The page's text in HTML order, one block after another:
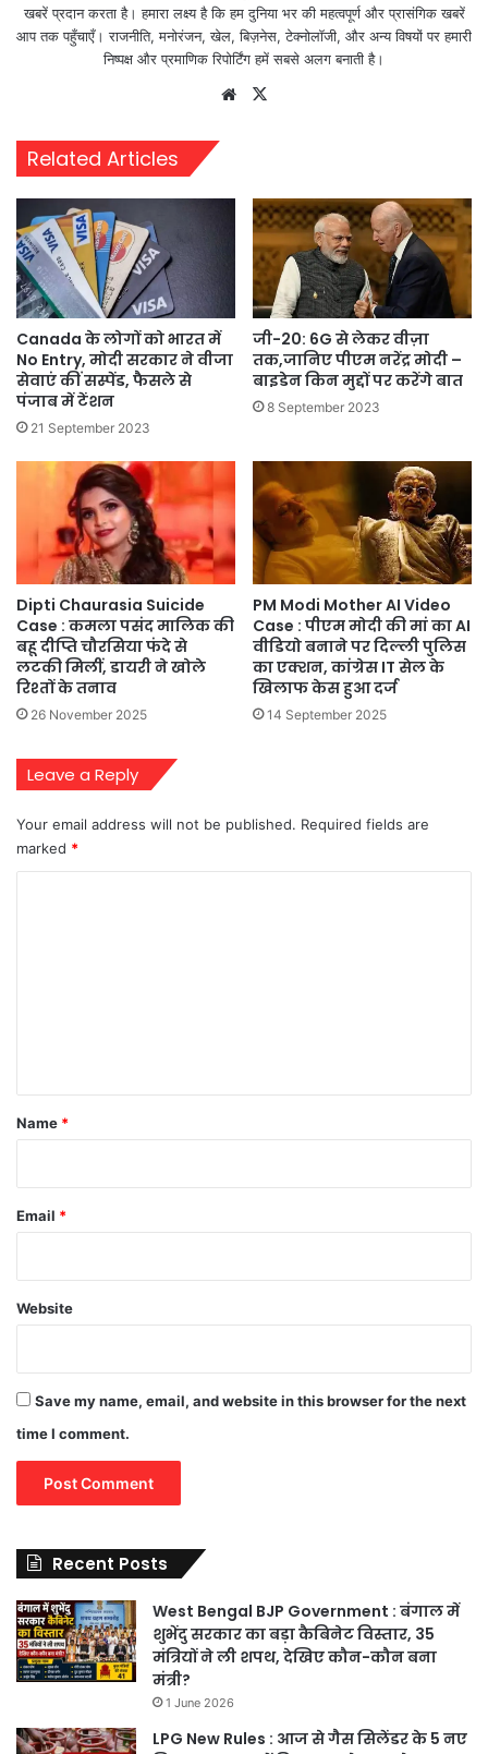
खबरें प्रदान करता है। हमारा लक्ष्य है कि हम दुनिया भर की महत्वपूर्ण और प्रासंगिक खबरें
आप तक पहुँचाएँ। राजनीति, मनोरंजन, खेल, बिज़नेस, टेक्नोलॉजी, और अन्य विषयों पर हमारी
निष्पक्ष और प्रमाणिक रिपोर्टिंग हमें सबसे अलग बनाती है।
Website
Related Articles
Canada के लोगों को भारत में
No Entry, मोदी सरकार ने वीजा
सेवाएं कीं सस्पेंड, फैसले से
पंजाब में टेंशन
21 September 2023
जी-20: 6G से लेकर वीज़ा
तक,जानिए पीएम नरेंद्र मोदी –
बाइडेन किन मुद्दों पर करेंगे बात
8 September 2023
Dipti Chaurasia Suicide
Case : कमला पसंद मालिक की
बहू दीप्ति चौरसिया फंदे से
लटकी मिलीं, डायरी ने खोले
रिश्तों के तनाव
26 November 2025
PM Modi Mother AI Video
Case : पीएम मोदी की मां का AI
वीडियो बनाने पर दिल्ली पुलिस
का एक्शन, कांग्रेस IT सेल के
खिलाफ केस हुआ दर्ज
14 September 2025
Leave a Reply
Your email address will not be published. Required fields are
marked *
*
Name *
Email *
Website
Save my name, email, and website in this browser for the next
time I comment.
Recent Posts
West Bengal BJP Government : बंगाल में
शुभेंदु सरकार का बड़ा कैबिनेट विस्तार, 35
मंत्रियों ने ली शपथ, देखिए कौन-कौन बना
मंत्री?
1 June 2026
LPG New Rules : आज से गैस सिलेंडर के 5 नए